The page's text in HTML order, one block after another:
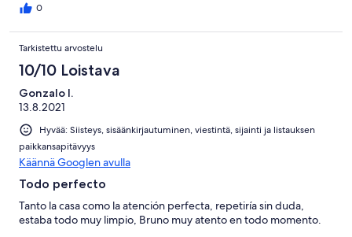
0
Tarkistettu arvostelu
10/10 Loistava
Gonzalo I.
13.8.2021
Hyvää: Siisteys, sisäänkirjautuminen, viestintä, sijainti ja listauksen
paikkansapitävyys
Käännä Googlen avulla
Todo perfecto
Tanto la casa como la atención perfecta, repetiría sin duda,
estaba todo muy limpio, Bruno muy atento en todo momento.